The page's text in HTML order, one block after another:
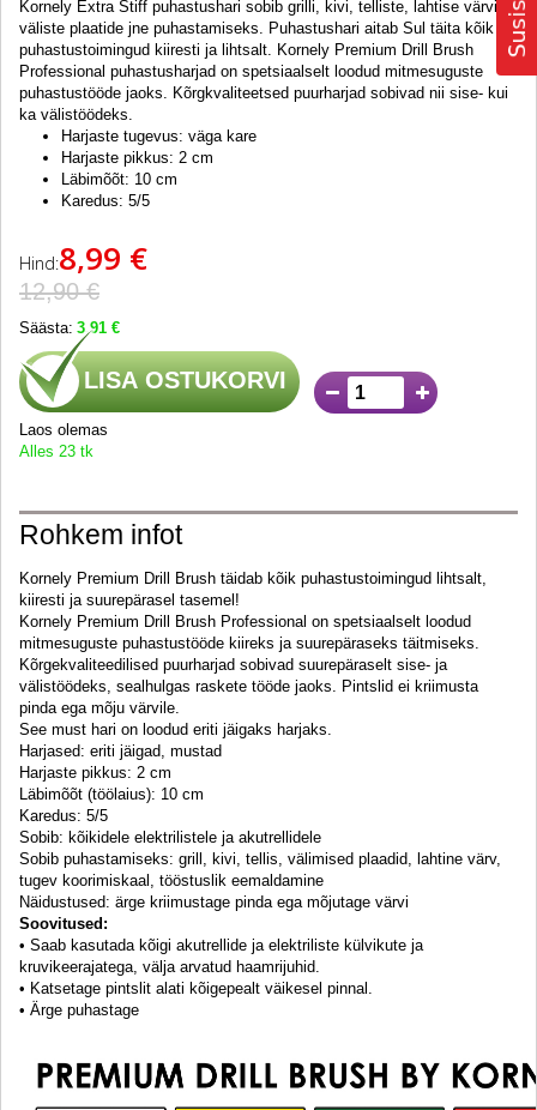
Kornely Extra Stiff puhastushari sobib grilli, kivi, telliste, lahtise värvi,
väliste plaatide jne puhastamiseks. Puhastushari aitab Sul täita kõik
puhastustoimingud kiiresti ja lihtsalt. Kornely Premium Drill Brush
Professional puhastusharjad on spetsiaalselt loodud mitmesuguste
puhastustööde jaoks. Kõrgkvaliteetsed puurharjad sobivad nii sise- kui
ka välistöödeks.
Harjaste tugevus: väga kare
Harjaste pikkus: 2 cm
Läbimõõt: 10 cm
Karedus: 5/5
Hind:8,99 €
12,90 €
Säästa: 3,91 €
LISA OSTUKORVI
Laos olemas
Alles 23 tk
Rohkem infot
Kornely Premium Drill Brush täidab kõik puhastustoimingud lihtsalt,
kiiresti ja suurepärasel tasemel!
Kornely Premium Drill Brush Professional on spetsiaalselt loodud
mitmesuguste puhastustööde kiireks ja suurepäraseks täitmiseks.
Kõrgekvaliteedilised puurharjad sobivad suurepäraselt sise- ja
välistöödeks, sealhulgas raskete tööde jaoks. Pintslid ei kriimusta
pinda ega mõju värvile.
See must hari on loodud eriti jäigaks harjaks.
Harjased: eriti jäigad, mustad
Harjaste pikkus: 2 cm
Läbimõõt (töölaius): 10 cm
Karedus: 5/5
Sobib: kõikidele elektrilistele ja akutrellidele
Sobib puhastamiseks: grill, kivi, tellis, välimised plaadid, lahtine värv,
tugev koorimiskaal, tööstuslik eemaldamine
Näidustused: ärge kriimustage pinda ega mõjutage värvi
Soovitused:
• Saab kasutada kõigi akutrellide ja elektriliste külvikute ja
kruvikeerajatega, välja arvatud haamrijuhid.
• Katsetage pintslit alati kõigepealt väikesel pinnal.
• Ärge puhastage